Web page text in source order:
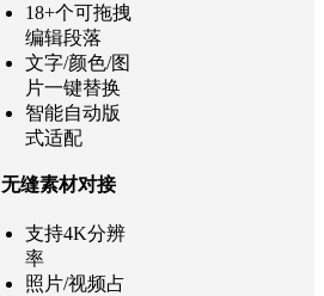
18+个可拖拽
编辑段落
文字/颜色/图
片一键替换
智能自动版
式适配
无缝素材对接
支持4K分辨
率
照片/视频占